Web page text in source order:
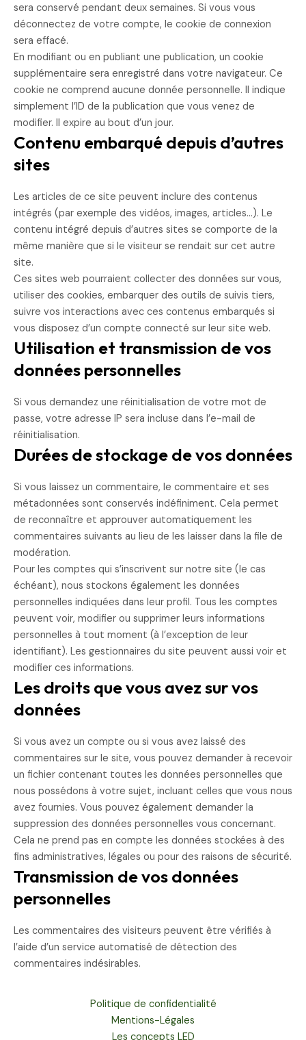
sera conservé pendant deux semaines. Si vous vous
déconnectez de votre compte, le cookie de connexion
sera effacé.
En modifiant ou en publiant une publication, un cookie
supplémentaire sera enregistré dans votre navigateur. Ce
cookie ne comprend aucune donnée personnelle. Il indique
simplement l’ID de la publication que vous venez de
modifier. Il expire au bout d’un jour.
Contenu embarqué depuis d’autres
sites
Les articles de ce site peuvent inclure des contenus
intégrés (par exemple des vidéos, images, articles…). Le
contenu intégré depuis d’autres sites se comporte de la
même manière que si le visiteur se rendait sur cet autre
site.
Ces sites web pourraient collecter des données sur vous,
utiliser des cookies, embarquer des outils de suivis tiers,
suivre vos interactions avec ces contenus embarqués si
vous disposez d’un compte connecté sur leur site web.
Utilisation et transmission de vos
données personnelles
Si vous demandez une réinitialisation de votre mot de
passe, votre adresse IP sera incluse dans l’e-mail de
réinitialisation.
Durées de stockage de vos données
Si vous laissez un commentaire, le commentaire et ses
métadonnées sont conservés indéfiniment. Cela permet
de reconnaître et approuver automatiquement les
commentaires suivants au lieu de les laisser dans la file de
modération.
Pour les comptes qui s’inscrivent sur notre site (le cas
échéant), nous stockons également les données
personnelles indiquées dans leur profil. Tous les comptes
peuvent voir, modifier ou supprimer leurs informations
personnelles à tout moment (à l’exception de leur
identifiant). Les gestionnaires du site peuvent aussi voir et
modifier ces informations.
Les droits que vous avez sur vos
données
Si vous avez un compte ou si vous avez laissé des
commentaires sur le site, vous pouvez demander à recevoir
un fichier contenant toutes les données personnelles que
nous possédons à votre sujet, incluant celles que vous nous
avez fournies. Vous pouvez également demander la
suppression des données personnelles vous concernant.
Cela ne prend pas en compte les données stockées à des
fins administratives, légales ou pour des raisons de sécurité.
Transmission de vos données
personnelles
Les commentaires des visiteurs peuvent être vérifiés à
l’aide d’un service automatisé de détection des
commentaires indésirables.
Politique de confidentialité
Mentions-Légales
Les concepts LED